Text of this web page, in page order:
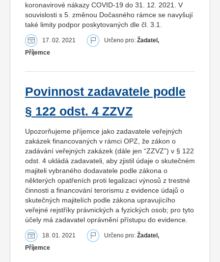
koronavirové nákazy COVID-19 do 31. 12. 2021. V
souvislosti s 5. změnou Dočasného rámce se navyšují
také limity podpor poskytovaných dle čl. 3.1.
17. 02. 2021 Určeno pro: Žadatel,
Příjemce
Povinnost zadavatele podle
§ 122 odst. 4 ZZVZ
Upozorňujeme příjemce jako zadavatele veřejných
zakázek financovaných v rámci OPZ, že zákon o
zadávání veřejných zakázek (dále jen “ZZVZ”) v § 122
odst. 4 ukládá zadavateli, aby zjistil údaje o skutečném
majiteli vybraného dodavatele podle zákona o
některých opatřeních proti legalizaci výnosů z trestné
činnosti a financování terorismu z evidence údajů o
skutečných majitelích podle zákona upravujícího
veřejné rejstříky právnických a fyzických osob; pro tyto
účely má zadavatel oprávnění přístupu do evidence.
18. 01. 2021 Určeno pro: Žadatel,
Příjemce